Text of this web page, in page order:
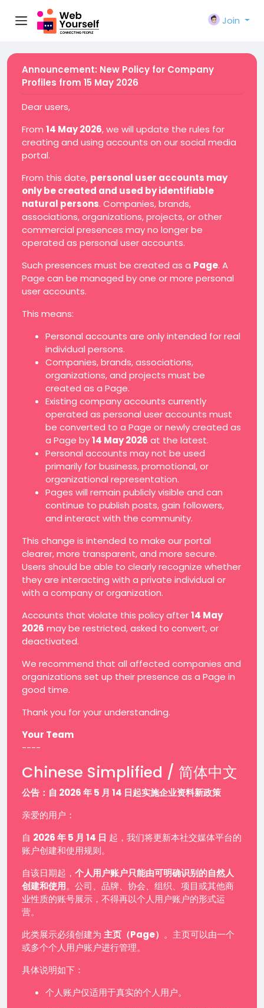
Join
Announcement: New Policy for Company
Profiles from 15 May 2026
Dear users,
From 14 May 2026, we will update the rules for
creating and using accounts on our social media
portal.
From this date, personal user accounts may
only be created and used by identifiable
natural persons. Companies, brands,
associations, organizations, projects, or other
commercial presences may no longer be
operated as personal user accounts.
Such presences must be created as a Page. A
Page can be managed by one or more personal
user accounts.
This means:
Personal accounts are only intended for real
individual persons.
Companies, brands, associations,
organizations, and projects must be
created as a Page.
Existing company accounts currently
operated as personal user accounts must
be converted to a Page or newly created as
a Page by14 May 2026 at the latest.
Personal accounts may not be used
primarily for business, promotional, or
organizational representation.
Pages will remain publicly visible and can
continue to publish posts, gain followers,
and interact with the community.
This change is intended to make our portal
clearer, more transparent, and more secure.
Users should be able to clearly recognize whether
they are interacting with a private individual or
with a company or organization.
Accounts that violate this policy after14 May
2026 may be restricted, asked to convert, or
deactivated.
We recommend that all affected companies and
organizations set up their presence as a Page in
good time.
Thank you for your understanding.
Your Team
----
Chinese Simplified / 简体中文
公告：自 2026 年 5 月 14 日起实施企业资料新政策
亲爱的用户：
自 2026 年 5 月 14 日 起，我们将更新本社交媒体平台的
账户创建和使用规则。
自该日期起， 个人用户账户只能由可明确识别的自然人
创建和使用。公司、品牌、协会、组织、项目或其他商
业性质的账号展示，不得再以个人用户账户的形式运
营。
此类展示必须创建为 主页（Page） 。主页可以由一个
或多个个人用户账户进行管理。
具体说明如下：
个人账户仅适用于真实的个人用户。